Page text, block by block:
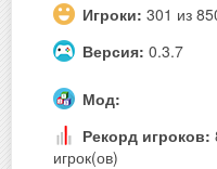
Игроки: 301 из
Версия: 0.3.7
Мод:
Рекорд игроков:
игрок(ов)